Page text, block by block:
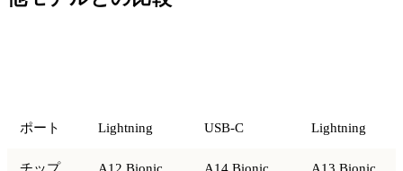
ポート Lightning USB-C Lightning